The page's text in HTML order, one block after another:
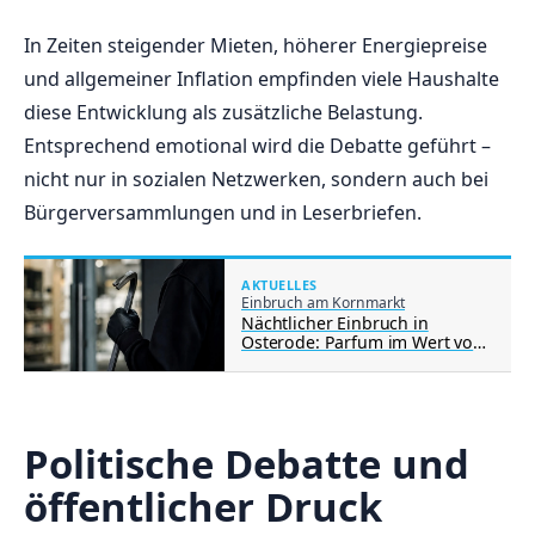
In Zeiten steigender Mieten, höherer Energiepreise
und allgemeiner Inflation empfinden viele Haushalte
diese Entwicklung als zusätzliche Belastung.
Entsprechend emotional wird die Debatte geführt –
nicht nur in sozialen Netzwerken, sondern auch bei
Bürgerversammlungen und in Leserbriefen.
AKTUELLES
Einbruch am Kornmarkt
Nächtlicher Einbruch in
Osterode: Parfum im Wert von
Politische Debatte und
öffentlicher Druck